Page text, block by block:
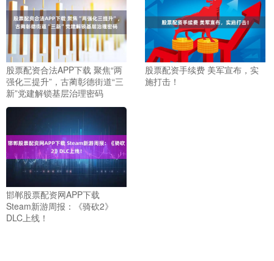
股票配资合法APP下载 聚焦“两
强化三提升”，古蔺彰德街道“三
新”党建解锁基层治理密码
股票配资手续费 美军宣布，实
施打击！
邯郸股票配资网APP下载
Steam新游周报：《骑砍2》
DLC上线！